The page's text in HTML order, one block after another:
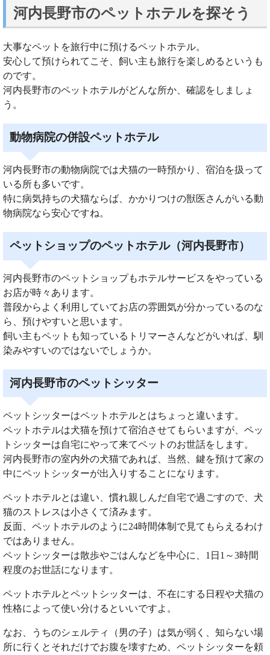
河内長野市のペットホテルを探そう
大事なペットを旅行中に預けるペットホテル。
安心して預けられてこそ、飼い主も旅行を楽しめるというも
のです。
河内長野市のペットホテルがどんな所か、確認をしましょ
う。
動物病院の併設ペットホテル
河内長野市の動物病院では犬猫の一時預かり、宿泊を扱って
いる所も多いです。
特に病気持ちの犬猫ならば、かかりつけの獣医さんがいる動
物病院なら安心ですね。
ペットショップのペットホテル（河内長野市）
河内長野市のペットショップもホテルサービスをやっている
お店が時々あります。
普段からよく利用していてお店の雰囲気が分かっているのな
ら、預けやすいと思います。
飼い主もペットも知っているトリマーさんなどがいれば、馴
染みやすいのではないでしょうか。
河内長野市のペットシッター
ペットシッターはペットホテルとはちょっと違います。
ペットホテルは犬猫を預けて宿泊させてもらいますが、ペッ
トシッターは自宅にやって来てペットのお世話をします。
河内長野市の室内外の犬猫であれば、当然、鍵を預けて家の
中にペットシッターが出入りすることになります。
ペットホテルとは違い、慣れ親しんだ自宅で過ごすので、犬
猫のストレスは小さくて済みます。
反面、ペットホテルのように24時間体制で見てもらえるわけ
ではありません。
ペットシッターは散歩やごはんなどを中心に、1日1～3時間
程度のお世話になります。
ペットホテルとペットシッターは、不在にする日程や犬猫の
性格によって使い分けるといいですよ。
なお、うちのシェルティ（男の子）は気が弱く、知らない場
所に行くとそれだけでお腹を壊すため、ペットシッターを頼